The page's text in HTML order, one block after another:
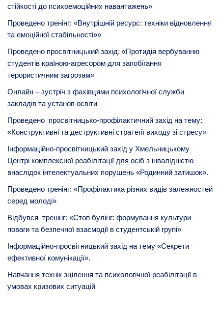
стійкості до психоемоційних навантажень»
Проведено тренінг: «Внутрішній ресурс: техніки відновлення
та емоційної стабільності»»
Проведено просвітницький захід: «Протидія вербуванню
студентів країною-агресором для запобігання
терористичним загрозам»
Онлайн – зустріч з фахівцями психологічної служби
закладів та установ освіти
Проведено просвітницько-профілактичний захід на тему:
«Конструктивні та деструктивні стратегії виходу зі стресу»
Інформаційно-просвітницький захід у Хмельницькому
Центрі комплексної реабілітації для осіб з інвалідністю
внаслідок інтелектуальних порушень «Родинний затишок».
Проведено тренінг: «Профілактика різних видів залежностей
серед молоді»
Відбувся тренінг: «Стоп булінг: формування культури
поваги та безпечної взаємодії в студентській групі»
Інформаційно-просвітницький захід на тему «Секрети
ефективної комунікації».
Навчання технік зцілення та психологічної реабілітації в
умовах кризових ситуацій